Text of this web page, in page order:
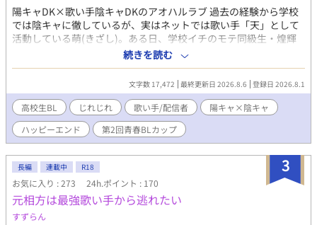
陽キャDK×歌い手陰キャDKのアオハルラブ 過去の経験から学校
では陰キャに徹しているが、実はネットでは歌い手「天」として
活動している萌(きざし)。ある日、学校イチのモテ同級生・煌輝
に「天」であることがばれてしまう。しかし彼が要求したのは
「夏休みが終わるまで俺と付き合って欲しい。恋愛的な意味で」
というもので…… 期間限定の恋人(仮)関係の中、『秘密』と『気
持ち』を共有しながら少しずつ距離を縮めていく二人のお話で
す。
続きを読む
文字数 17,472 最終更新日 2026.8.6 登録日 2026.8.1
高校生BL じれじれ 歌い手/配信者
陽キャ×陰キャ
ハッピーエンド
第2回青春BLカップ
3
長編 連載中 R18
お気に入り : 273 24h.ポイント : 170
元相方は最強歌い手から逃れたい
すずらん